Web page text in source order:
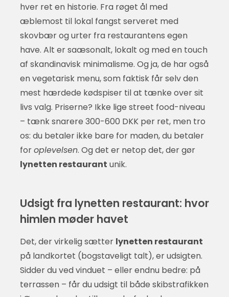
hver ret en historie. Fra røget ål med
æblemost til lokal fangst serveret med
skovbær og urter fra restaurantens egen
have. Alt er saæsonalt, lokalt og med en touch
af skandinavisk minimalisme. Og ja, de har også
en vegetarisk menu, som faktisk får selv den
mest hærdede kødspiser til at tænke over sit
livs valg. Priserne? Ikke lige street food-niveau
– tænk snarere 300-600 DKK per ret, men tro
os: du betaler ikke bare for maden, du betaler
foroplevelsen. Og det er netop det, der gør
lynetten restaurant unik.
Udsigt fra lynetten restaurant: hvor
himlen møder havet
Det, der virkelig sætter lynetten restaurant
på landkortet (bogstaveligt talt), er udsigten.
Sidder du ved vinduet – eller endnu bedre: på
terrassen – får du udsigt til både skibstrafikken